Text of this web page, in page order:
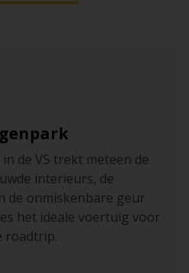
de VS trekt meteen de
interieurs, de
de onmiskenbare geur
het ideale voertuig voor
roadtrip.